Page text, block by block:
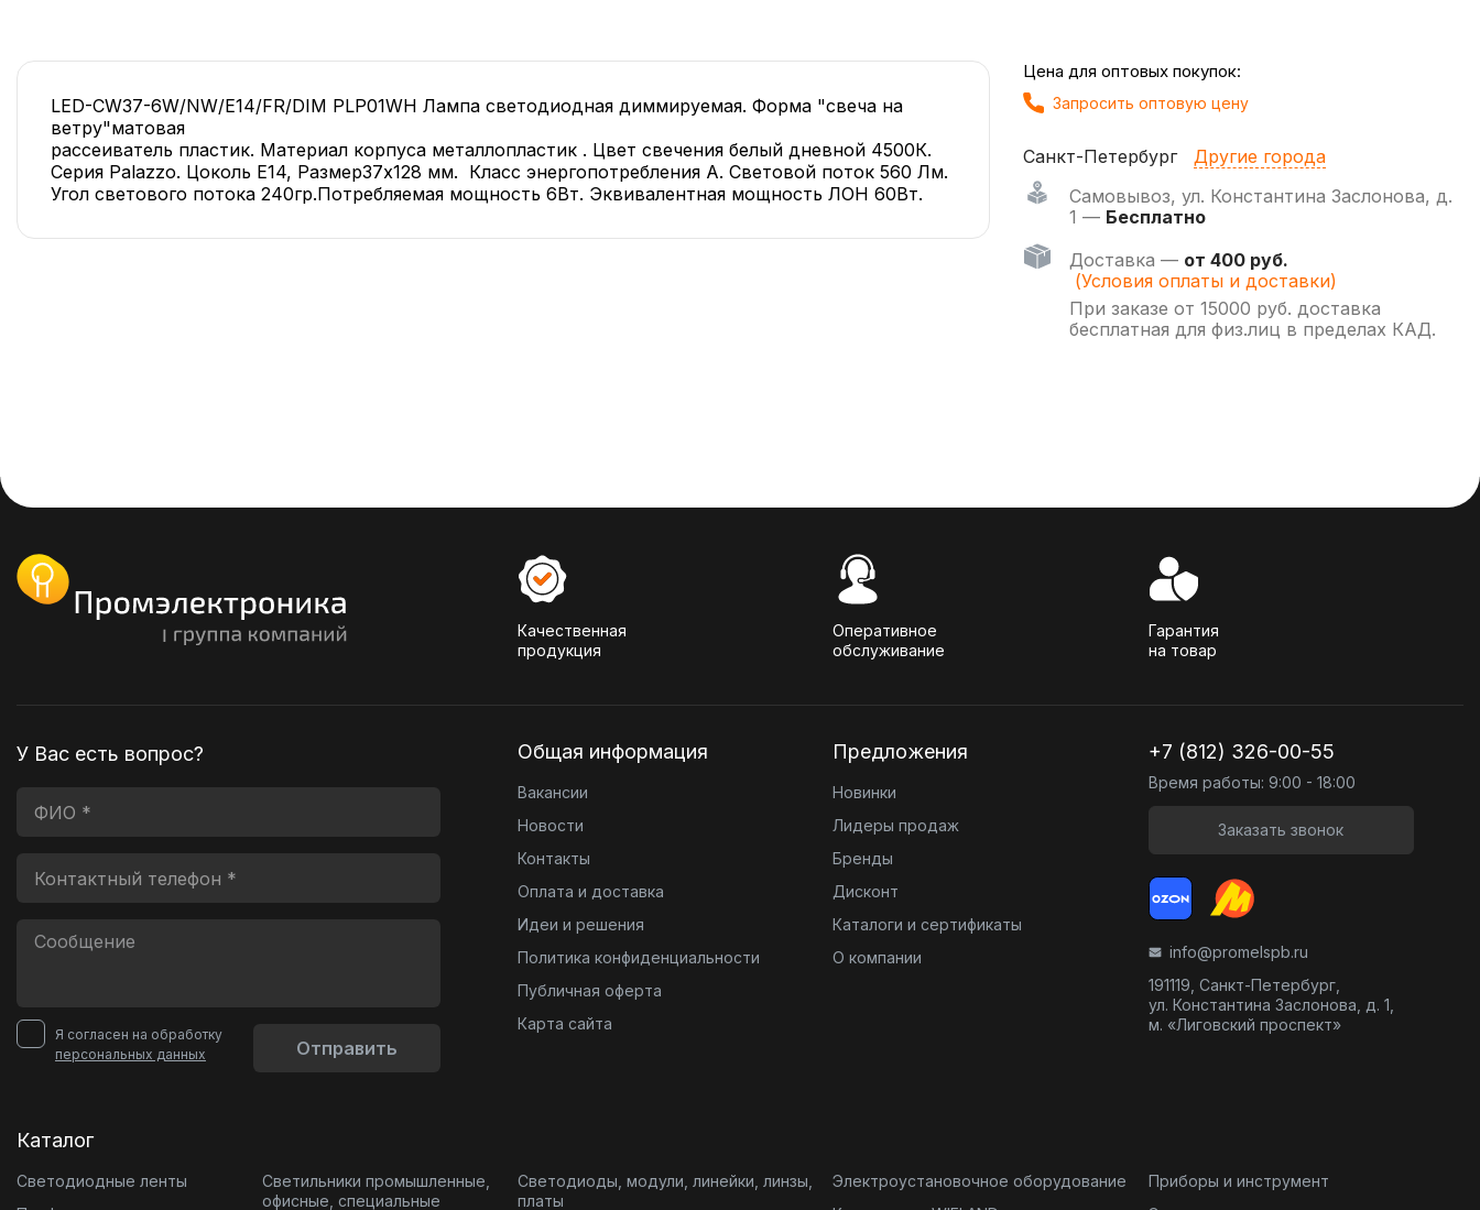
LED-CW37-6W/NW/E14/FR/DIM PLP01WH Лампа светодиодная диммируемая. Форма "свеча на
ветру"матовая
рассеиватель пластик. Материал корпуса металлопластик . Цвет свечения белый дневной 4500К.
Серия Palazzo. Цоколь Е14, Размер37x128 мм. Класс энергопотребления А. Световой поток 560 Лм.
Угол светового потока 240гр.Потребляемая мощность 6Вт. Эквивалентная мощность ЛОН 60Вт.
Цена для оптовых покупок:
Запросить оптовую цену
Санкт-Петербург
Другие города
Самовывоз, ул. Константина Заслонова, д.
1 — Бесплатно
Доставка — от 400 руб.
(Условия оплаты и доставки)
При заказе от 15000 руб. доставка
бесплатная для физ.лиц в пределах КАД.
Качественная
продукция
Оперативное
обслуживание
Гарантия
на товар
У Вас есть вопрос?
Я согласен на обработку
персональных данных
Отправить
Общая информация
Вакансии
Новости
Контакты
Оплата и доставка
Идеи и решения
Политика конфиденциальности
Публичная оферта
Карта сайта
Предложения
Новинки
Лидеры продаж
Бренды
Дисконт
Каталоги и сертификаты
О компании
+7 (812) 326-00-55
Время работы: 9:00 - 18:00
Заказать звонок
info@promelspb.ru
191119, Санкт-Петербург,
ул. Константина Заслонова, д. 1,
м. «Лиговский проспект»
Каталог
Светодиодные ленты
Светильники промышленные,
офисные, специальные
Светодиоды, модули, линейки, линзы,
платы
Электроустановочное оборудование
Приборы и инструмент